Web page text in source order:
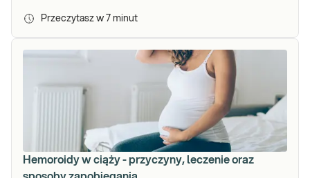
Przeczytasz w 7 minut
Hemoroidy w ciąży - przyczyny, leczenie oraz